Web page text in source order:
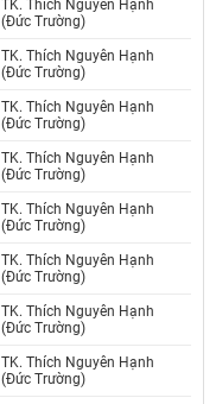
TK. Thích Nguyên Hạnh
(Đức Trường)
TK. Thích Nguyên Hạnh
(Đức Trường)
TK. Thích Nguyên Hạnh
(Đức Trường)
TK. Thích Nguyên Hạnh
(Đức Trường)
TK. Thích Nguyên Hạnh
(Đức Trường)
TK. Thích Nguyên Hạnh
(Đức Trường)
TK. Thích Nguyên Hạnh
(Đức Trường)
TK. Thích Nguyên Hạnh
(Đức Trường)